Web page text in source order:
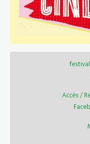
Accès /